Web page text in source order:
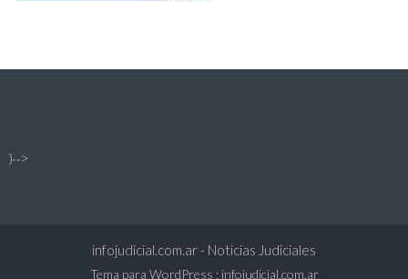
)-->
infojudicial.com.ar - Noticias Judiciales
Tema para WordPress : infojudicial.com.ar